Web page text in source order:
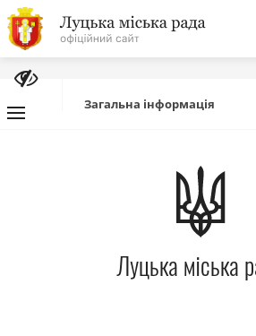
На
головну
Про місто
Міська влада
Міська рада
Загальна інформація
Луцька міська